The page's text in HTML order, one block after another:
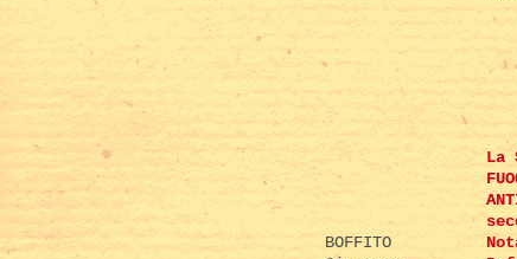
BOFFITO
La